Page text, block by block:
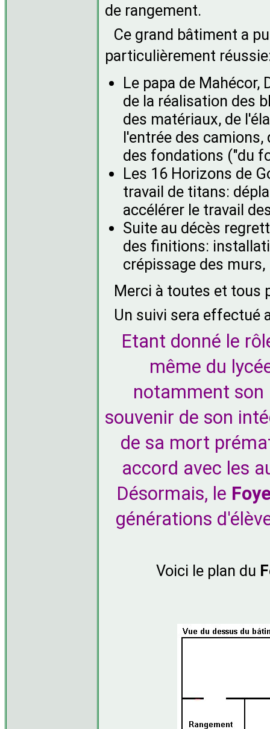
de rangement.
Ce grand bâtiment a
particulièrement
Le papa de Mahécor,
de la réalisation des
des matériaux, de
l'entrée des
des fondations ("du
Les 16 Horizons de
travail de titans:
accélérer le travail
Suite au décès
des finitions:
crépissage des
Merci à toutes et tous
Un suivi sera effectué
Etant donné le
même du
notamment son
souvenir de son
de sa mort
accord avec les
Désormais, le
générations
Voici le plan du